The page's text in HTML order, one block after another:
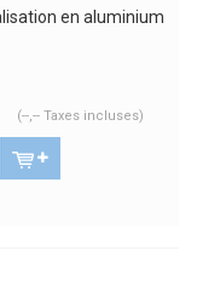
en aluminium
(--,-- Taxes incluses)